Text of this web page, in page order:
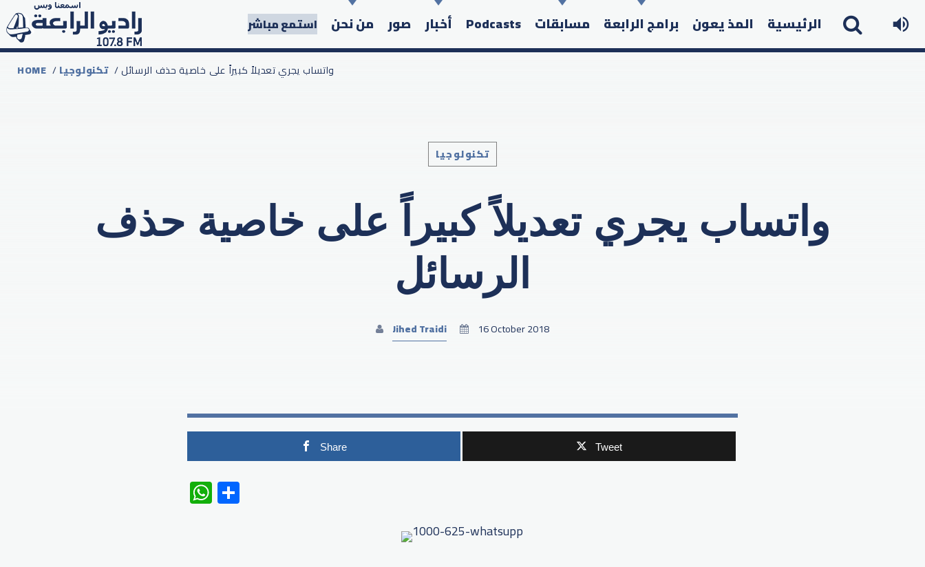
الرئيسية المذ يعون برامج الرابعة مسابقات Podcasts أخبار صور من نحن استمع مباشر
Search in the website:
HOME /تكنولوجيا / واتساب يجري تعديلاً كبيراً على خاصية حذف الرسائل
تكنولوجيا
واتساب يجري تعديلاً كبيراً على خاصية حذف
الرسائل
Jihed Traidi 16 October 2018
Share Tweet
WhatsApp